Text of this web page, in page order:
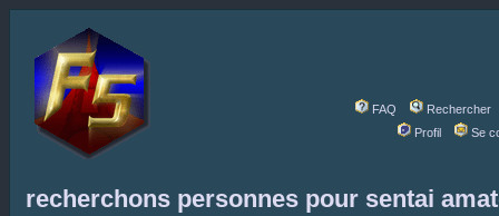
FAQ
Rechercher
Profil
Se
recherchons personnes pour sentai